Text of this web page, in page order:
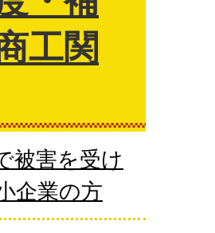
工関
被害を受け
企業の方